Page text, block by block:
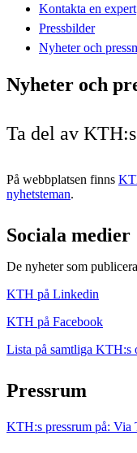
Kontakta en expert
Pressbilder
Nyheter och
Nyheter och
Ta del av
På webbplatsen finns
nyhetsteman.
Sociala medier
De nyheter som
KTH på Linkedin
KTH på Facebook
Lista på samtliga KTH:s
Pressrum
KTH:s pressrum på: Via